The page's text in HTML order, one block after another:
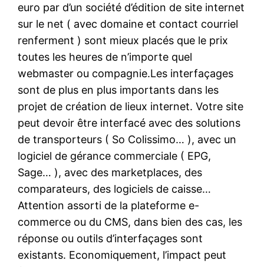
euro par d’un société d’édition de site internet
sur le net ( avec domaine et contact courriel
renferment ) sont mieux placés que le prix
toutes les heures de n’importe quel
webmaster ou compagnie.Les interfaçages
sont de plus en plus importants dans les
projet de création de lieux internet. Votre site
peut devoir être interfacé avec des solutions
de transporteurs ( So Colissimo… ), avec un
logiciel de gérance commerciale ( EPG,
Sage… ), avec des marketplaces, des
comparateurs, des logiciels de caisse…
Attention assorti de la plateforme e-
commerce ou du CMS, dans bien des cas, les
réponse ou outils d’interfaçages sont
existants. Economiquement, l’impact peut